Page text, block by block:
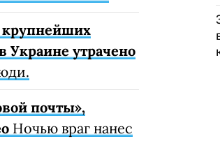
крупнейших
Украине утрачено
почты»,
Ночью враг нанес